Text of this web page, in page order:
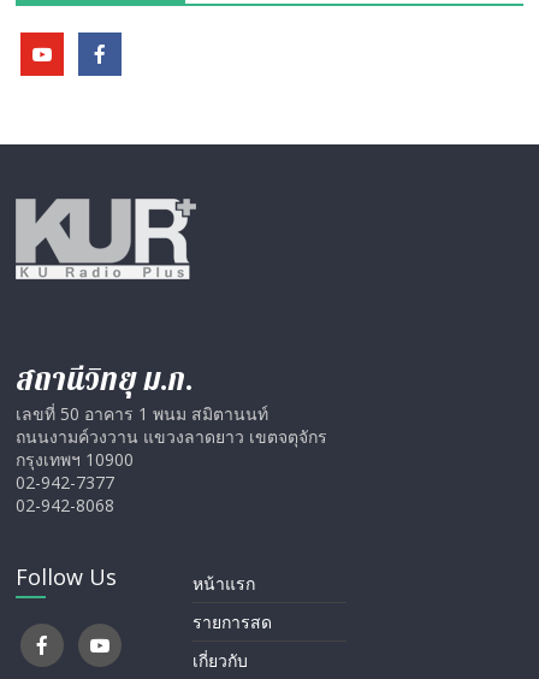
สถานีวิทยุ ม.ก.
เลขที่ 50 อาคาร 1 พนม สมิตานนท์
ถนนงามค์วงวาน แขวงลาดยาว เขตจตุจักร
กรุงเทพฯ 10900
02-942-7377
02-942-8068
Follow Us
หน้าแรก
รายการสด
เกี่ยวกับ